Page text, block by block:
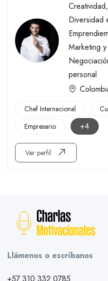
Creatividad,
Diversidad
Marketing
personal
Chef Internacional
Empresario
+4
Ver perfil
Llámenos o escríbanos